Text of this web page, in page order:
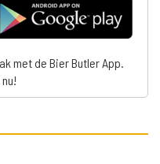
met de Bier Butler App.